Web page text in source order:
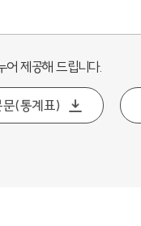
제공해 드립니다.
문(통계표)